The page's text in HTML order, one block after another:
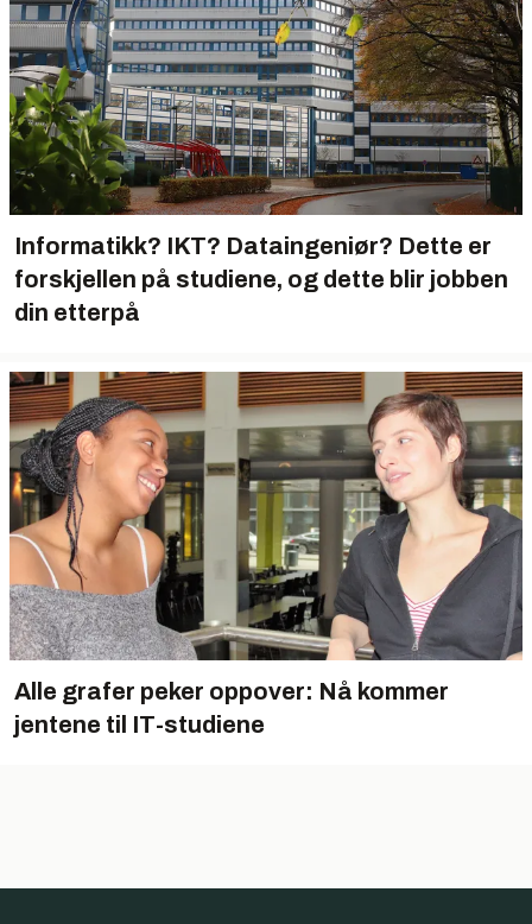
Informatikk? IKT? Dataingeniør? Dette er
forskjellen på studiene, og dette blir jobben
din etterpå
Alle grafer peker oppover: Nå kommer
jentene til IT-studiene